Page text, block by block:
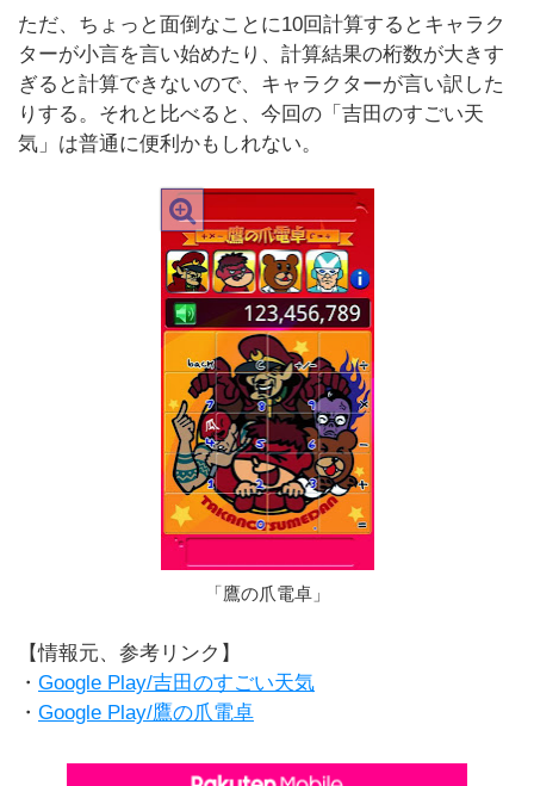
ただ、ちょっと面倒なことに10回計算するとキャラク
ターが小言を言い始めたり、計算結果の桁数が大きす
ぎると計算できないので、キャラクターが言い訳した
りする。それと比べると、今回の「吉田のすごい天
気」は普通に便利かもしれない。
「鷹の爪電卓」
【情報元、参考リンク】
・ Google Play/吉田のすごい天気
・ Google Play/鷹の爪電卓